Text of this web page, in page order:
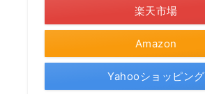
Amazon
楽天市場
Yahooショッピング